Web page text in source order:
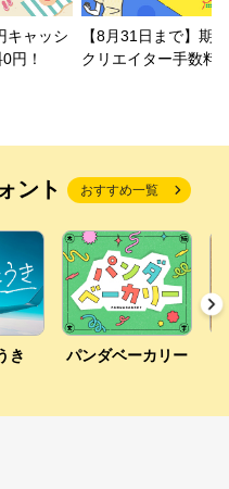
キャッシ
円！
【8月31日まで】期
クリエイター手数料
ント おすすめ一覧
き パンダベーカリー